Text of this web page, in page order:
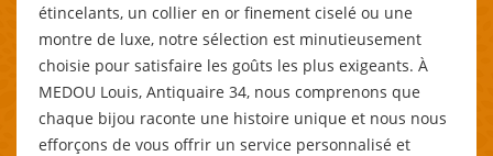
étincelants, un collier en or finement ciselé ou une
montre de luxe, notre sélection est minutieusement
choisie pour satisfaire les goûts les plus exigeants. À
MEDOU Louis, Antiquaire 34, nous comprenons que
chaque bijou raconte une histoire unique et nous nous
efforçons de vous offrir un service personnalisé et